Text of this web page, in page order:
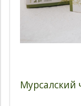
Мурсалский